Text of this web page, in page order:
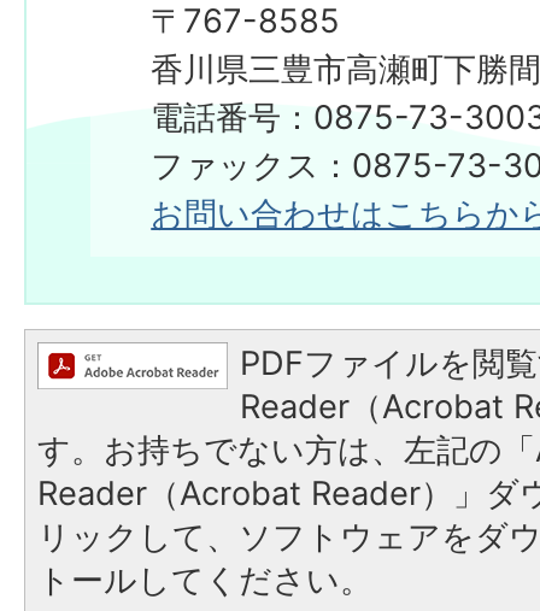
〒767-8585
香川県三豊市高瀬町下勝
電話番号：0875-73-
ファックス：0875-73-
お問い合わせはこちらか
PDFファイルを閲
Reader（Acrobat
す。お持ちでない方は、左記の
Reader（Acrobat Reader）」ダ
リックして、ソフトウェアをダ
トールしてください。